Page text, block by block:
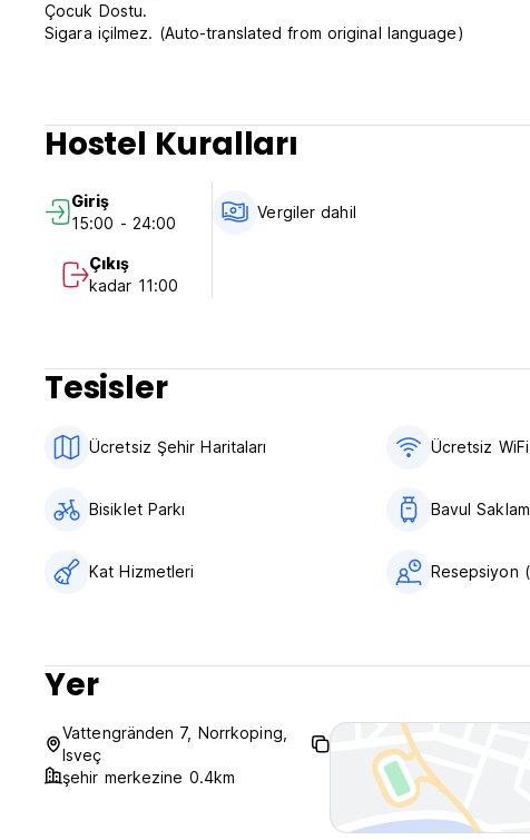
Çocuk Dostu.
Sigara içilmez. (Auto-translated from original language)
Hostel Kuralları
Giriş
15:00 - 24:00
Çıkış
kadar 11:00
Vergiler dahil
Tesisler
Ücretsiz Şehir Haritaları Ücretsiz WiFi
Bisiklet Parkı Bavul
Kat Hizmetleri Resepsiyon
Yer
Vattengränden 7, Norrkoping,
Isveç
şehir merkezine 0.4km